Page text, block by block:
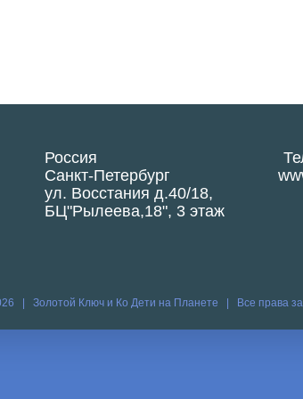
Россия
Санкт-Петербург
ул. Восстания д.40/18,
БЦ"Рылеева,18", 3 этаж
| Золотой Ключ и Ко Дети на Планете | Все права